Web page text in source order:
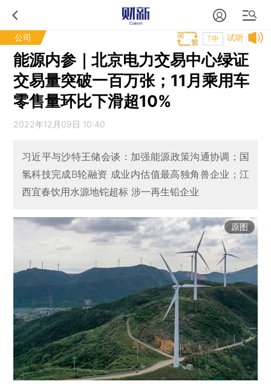
公司 试听
T中
能源内参｜北京电力交易中心绿证
交易量突破一百万张；11月乘用车
零售量环比下滑超10%
2022年12月09日 10:40
习近平与沙特王储会谈：加强能源政策沟通协调；国
氢科技完成B轮融资 成业内估值最高独角兽企业；江
西宜春饮用水源地铊超标 涉一再生铅企业
原图